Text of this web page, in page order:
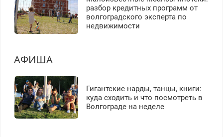
разбор кредитных программ от
волгоградского эксперта по
недвижимости
АФИША
Гигантские нарды, танцы, книги:
куда сходить и что посмотреть в
Волгограде на неделе